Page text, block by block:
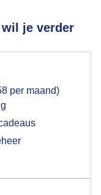
je verder
per maand)
voor het
hebt gegeven,
browser waarin